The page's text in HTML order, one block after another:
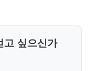
고 싶으신가